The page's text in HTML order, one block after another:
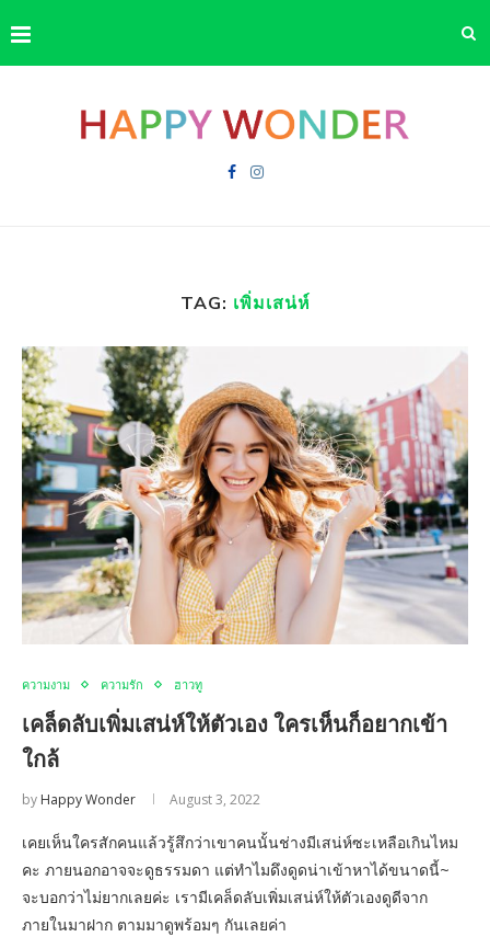
TAG: เพิ่มเสน่ห์
ความงาม ความรัก ฮาวทู
เคล็ดลับเพิ่มเสน่ห์ให้ตัวเอง ใครเห็นก็อยากเข้า
ใกล้
by Happy Wonder August 3, 2022
เคยเห็นใครสักคนแล้วรู้สึกว่าเขาคนนั้นช่างมีเสน่ห์ซะเหลือเกินไหม
คะ ภายนอกอาจจะดูธรรมดา แต่ทำไมดึงดูดน่าเข้าหาได้ขนาดนี้~
จะบอกว่าไม่ยากเลยค่ะ เรามีเคล็ดลับเพิ่มเสน่ห์ให้ตัวเองดูดีจาก
ภายในมาฝาก ตามมาดูพร้อมๆ กันเลยค่า